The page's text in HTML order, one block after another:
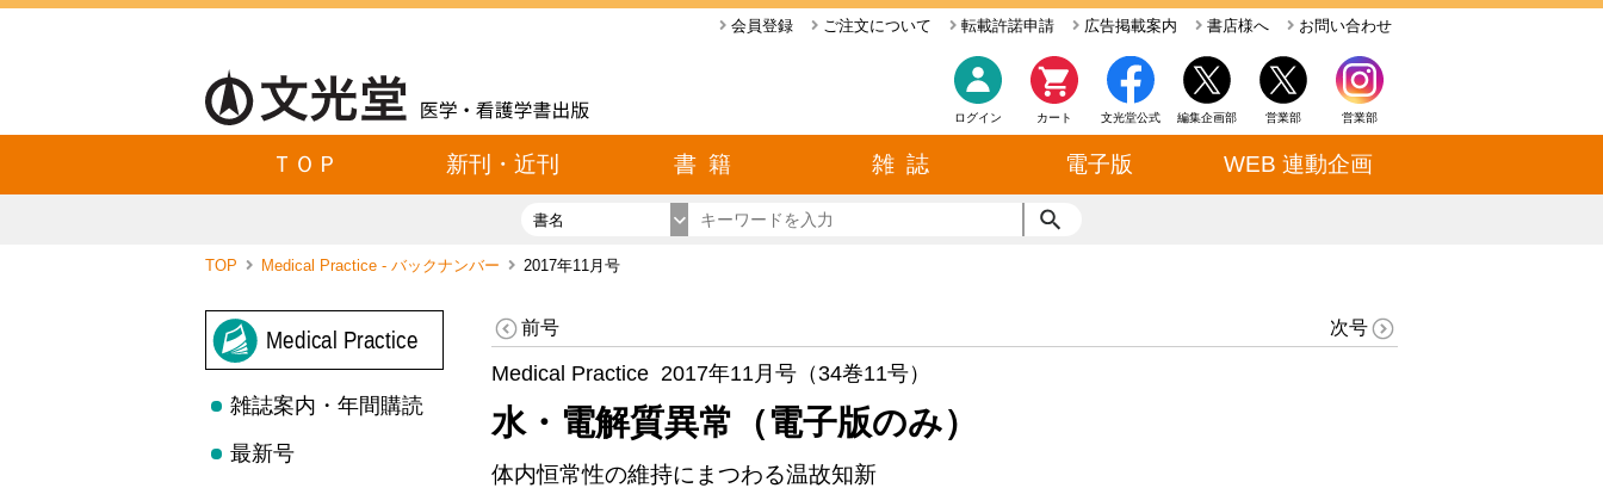
お問い合わせ
書店様へ
広告掲載案内
転載許諾申請
ご注文について
会員登録
営業部
営業部
編集企画部
文光堂公式
カート
ログイン
ＴＯＰ 新刊・近刊 書 籍 雑 誌 電子版 WEB 連動企画
書名
TOP Medical Practice - バックナンバー 2017年11月号
Medical Practice
雑誌案内・年間購読
最新号
前号 次号
Medical Practice 2017年11月号（34巻11号）
水・電解質異常（電子版のみ）
体内恒常性の維持にまつわる温故知新